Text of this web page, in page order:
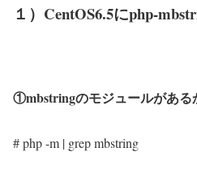
１）CentOS6.5にphp-
①mbstringのモジュールがある
# php -m | grep mbstring